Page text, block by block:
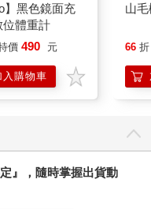
共同的勇氣，一方面艱困
對人類自由與健全是多
、宗教上的壓迫，要我們
造成多麼可怕的情緒和生
體會的文字。
如何做出往往很煎熬的
人工流產的時代和文化
忍受沉默不語的壓抑
】黑色鏡面充
位體重計
價 490 元
入購物車
山
66 折
』，隨時掌握出貨動